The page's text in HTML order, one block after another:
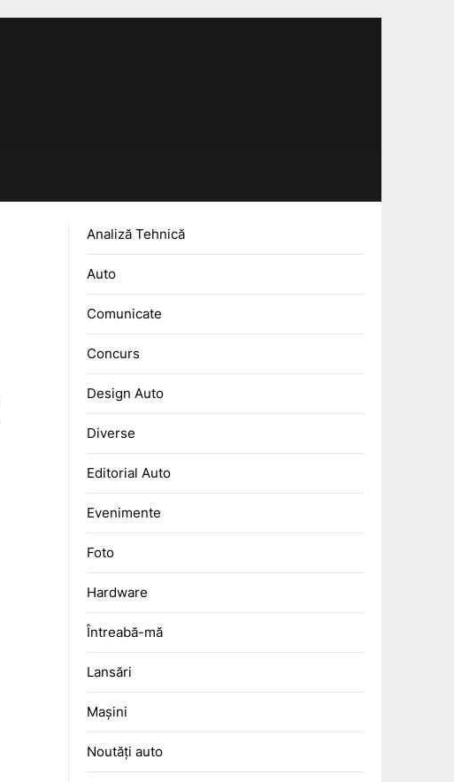
Analiză Tehnică
Auto
Comunicate
Concurs
Design Auto
Diverse
Editorial Auto
Evenimente
Foto
Hardware
Întreabă-mă
Lansări
Mașini
Noutăți auto